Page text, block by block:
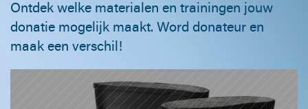
Ontdek welke materialen en trainingen jouw
donatie mogelijk maakt. Word donateur en
maak een verschil!